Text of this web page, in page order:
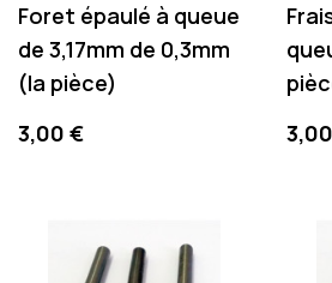
Foret épaulé à queue
de 3,17mm de 0,3mm
(la pièce)
Preis
3,00 €
Preis